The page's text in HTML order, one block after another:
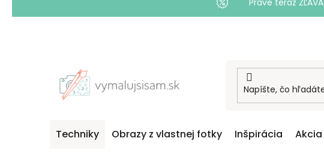
Práve teraz
Techniky Obrazy z vlastnej fotky Inšpirácia Akcia